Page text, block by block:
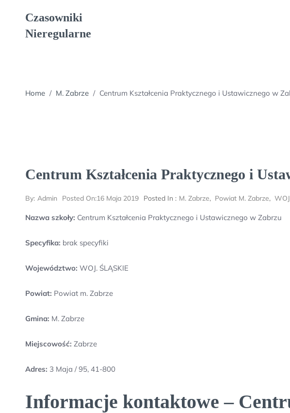
Czasowniki
Nieregularne
Home / M. Zabrze / Centrum Kształcenia Praktycznego i Ustawicznego w
Centrum Kształcenia Praktycznego i
By: Admin Posted On:16 Maja 2019 Posted In : M. Zabrze, Powiat M. Zabrze,
Nazwa szkoły: Centrum Kształcenia Praktycznego i Ustawicznego w Zabrzu
Specyfika: brak specyfiki
Województwo: WOJ. ŚLĄSKIE
Powiat: Powiat m. Zabrze
Gmina: M. Zabrze
Miejscowość: Zabrze
Adres: 3 Maja / 95, 41-800
Informacje kontaktowe –